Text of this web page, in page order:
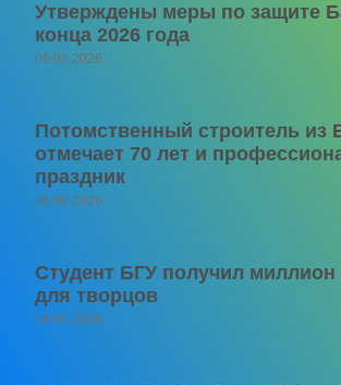
Утверждены меры по защите
конца 2026 года
06.08.2026
Потомственный строитель из
отмечает 70 лет и
праздник
06.08.2026
Студент БГУ получил миллион
для творцов
06.08.2026